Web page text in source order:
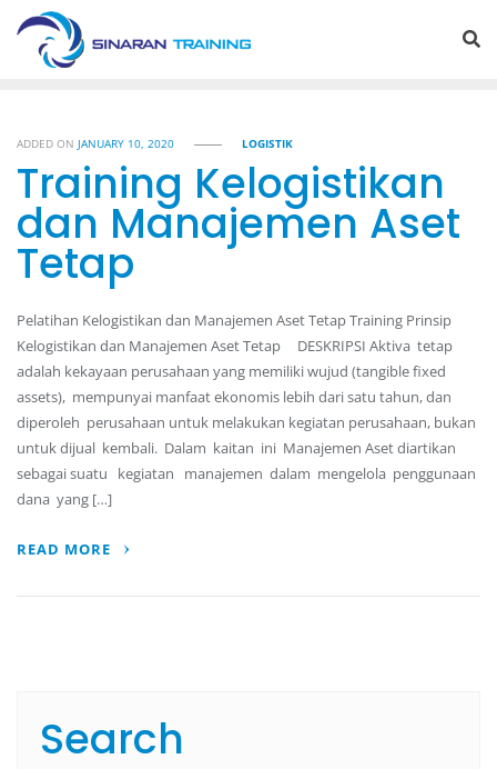
Skip
content
ADDED ON JANUARY 10, 2020 LOGISTIK
Training Kelogistikan
dan Manajemen Aset
Tetap
Pelatihan Kelogistikan dan Manajemen Aset Tetap Training Prinsip
Kelogistikan dan Manajemen Aset Tetap DESKRIPSI Aktiva tetap
adalah kekayaan perusahaan yang memiliki wujud (tangible fixed
assets), mempunyai manfaat ekonomis lebih dari satu tahun, dan
diperoleh perusahaan untuk melakukan kegiatan perusahaan, bukan
untuk dijual kembali. Dalam kaitan ini Manajemen Aset diartikan
sebagai suatu kegiatan manajemen dalam mengelola penggunaan
dana yang […]
READ MORE
Search